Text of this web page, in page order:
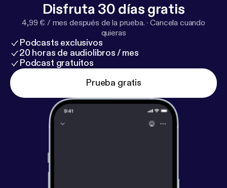
Disfruta 30 días gratis
4,99 € / mes después de la prueba. ·Cancela cuando
quieras
Podcasts exclusivos
20 horas de audiolibros / mes
Podcast gratuitos
Prueba gratis